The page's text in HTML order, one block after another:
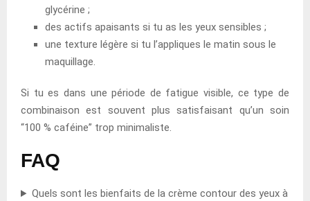
glycérine ;
des actifs apaisants si tu as les yeux sensibles ;
une texture légère si tu l’appliques le matin sous le
maquillage.
Si tu es dans une période de fatigue visible, ce type de
combinaison est souvent plus satisfaisant qu’un soin
“100 % caféine” trop minimaliste.
FAQ
Quels sont les bienfaits de la crème contour des yeux à